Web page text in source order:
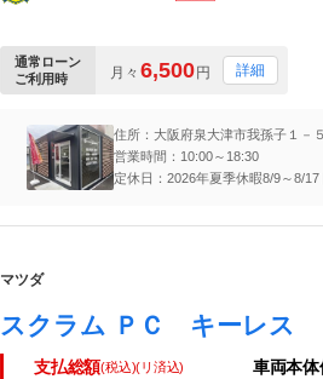
通常ローン
ご利用時
月々 6,500円 詳細
住所：大阪府泉大津市我孫子１－
営業時間：10:00～18:30
定休日：2026年夏季休暇8/9～8/
マツダ
スクラム ＰＣ キーレス
支払総額(税込)(リ済込) 車両本体